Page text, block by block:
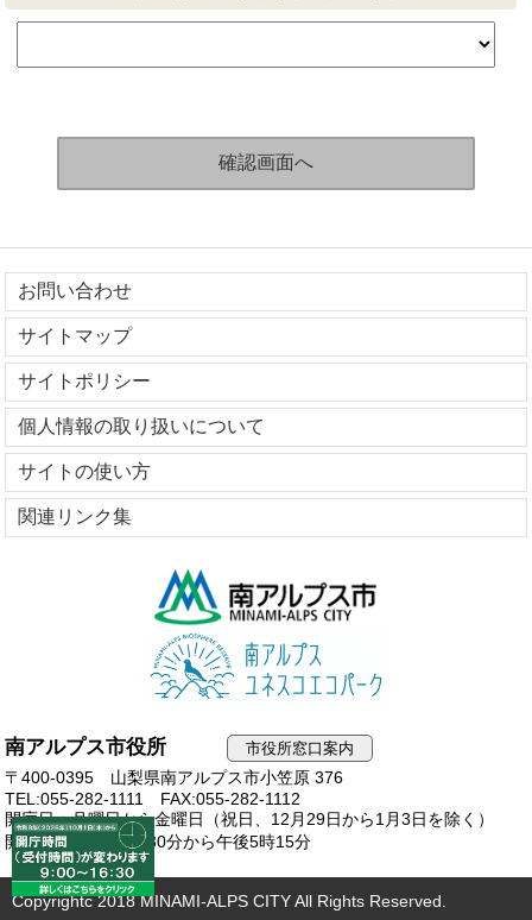
お問い合わせ
サイトマップ
サイトポリシー
個人情報の取り扱いについて
サイトの使い方
関連リンク集
南アルプス市役所 市役所窓口案内
〒400-0395 山梨県南アルプス市小笠原 376
TEL:055-282-1111
FAX:055-282-1112
開庁日：月曜日から金曜日（祝日、12月29日から1月3日を除く）
開庁時間：午前8時30分から午後5時15分
Copyrightc 2018 MINAMI-ALPS CITY All Rights Reserved.